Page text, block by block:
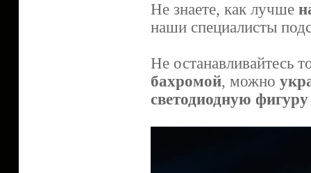
Не знаете, как лучше
наши специалисты
Не останавливайтесь
бахромой, можно
светодиодную фигуру